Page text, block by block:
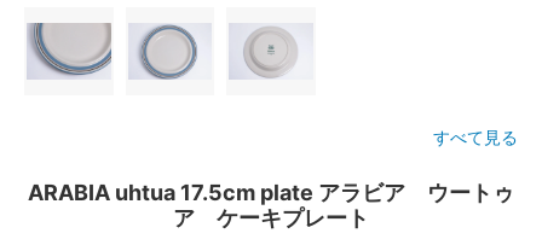
すべて見る
ARABIA uhtua 17.5cm plate アラビア ウートゥ
ア ケーキプレート